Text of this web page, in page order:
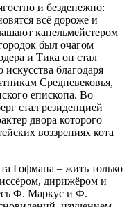
и безденежно:
всё дороже и
капельмейстером
был очагом
и Тика он стал
благодаря
Средневековья,
епископа. Во
стал резиденцией
двора которого
воззрениях кота
Гофмана – жить только
дирижёром и
Ф. Маркус и Ф.